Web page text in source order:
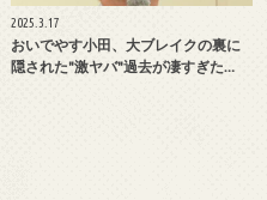
2025.3.17
おいでやす小田、大ブレイクの裏に
隠された"激ヤバ"過去が凄すぎた…